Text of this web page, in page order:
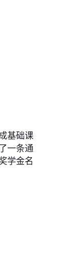
基础课
一条通
学金名